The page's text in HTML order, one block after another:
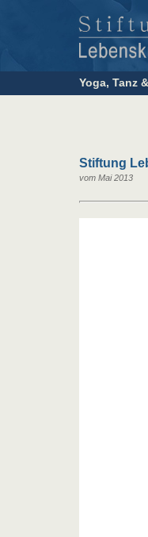
Yoga, Tanz
Stiftung
vom Mai 2013